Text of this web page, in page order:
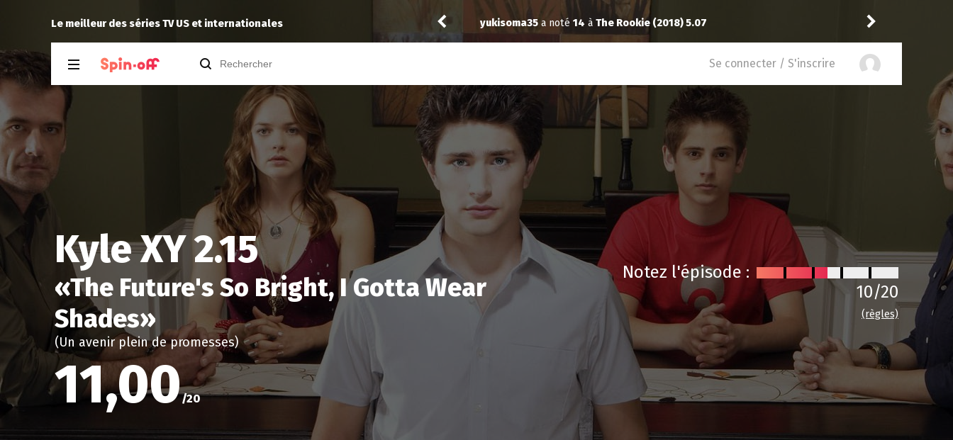
Le meilleur des séries TV US et internationales
The Dudea noté12àSilo 3.06 yukisoma35 a noté 14 à The Rookie (2018) 5.07 Niclooyda noté
Se connecter / S'inscrire
Kyle XY 2.15
«The Future's So Bright, I Gotta Wear
Shades»
(Un avenir plein de promesses)
11,00/20
Notez l'épisode :
10/20
(règles)